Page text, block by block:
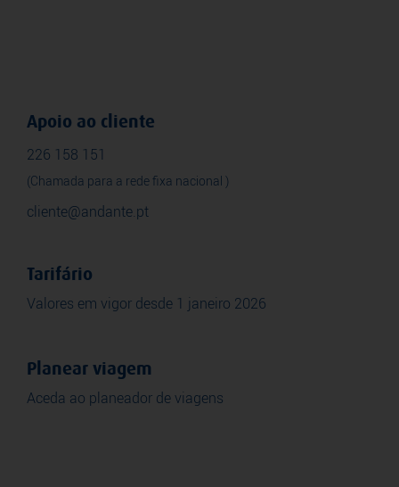
Apoio ao cliente
226 158 151
(Chamada para a rede fixa nacional )
cliente@andante.pt
Tarifário
Valores em vigor desde 1 janeiro 2026
Planear viagem
Aceda ao planeador de viagens